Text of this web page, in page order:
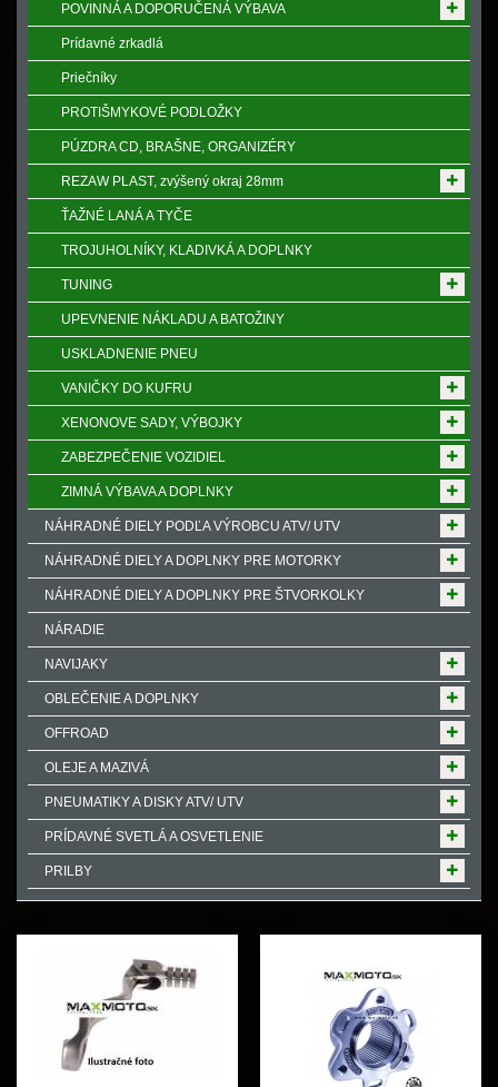
POVINNÁ A DOPORUČENÁ VÝBAVA
Prídavné zrkadlá
Priečníky
PROTIŠMYKOVÉ PODLOŽKY
PÚZDRA CD, BRAŠNE, ORGANIZÉRY
REZAW PLAST, zvýšený okraj 28mm
ŤAŽNÉ LANÁ A TYČE
TROJUHOLNÍKY, KLADIVKÁ A DOPLNKY
TUNING
UPEVNENIE NÁKLADU A BATOŽINY
USKLADNENIE PNEU
VANIČKY DO KUFRU
XENONOVE SADY, VÝBOJKY
ZABEZPEČENIE VOZIDIEL
ZIMNÁ VÝBAVA A DOPLNKY
NÁHRADNÉ DIELY PODĽA VÝROBCU ATV/ UTV
NÁHRADNÉ DIELY A DOPLNKY PRE MOTORKY
NÁHRADNÉ DIELY A DOPLNKY PRE ŠTVORKOLKY
NÁRADIE
NAVIJAKY
OBLEČENIE A DOPLNKY
OFFROAD
OLEJE A MAZIVÁ
PNEUMATIKY A DISKY ATV/ UTV
PRÍDAVNÉ SVETLÁ A OSVETLENIE
PRILBY